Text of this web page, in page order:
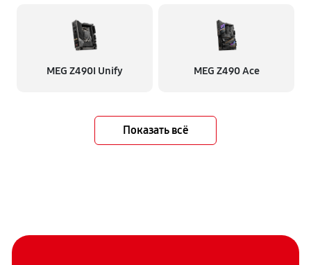
MEG Z490I Unify MEG Z490 Ace
Показать всё